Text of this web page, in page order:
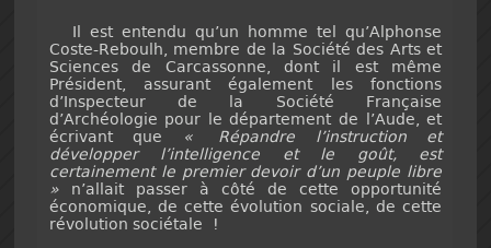
Il est entendu qu’un homme tel qu’Alphonse
Coste-Reboulh, membre de la Société des Arts et
Sciences de Carcassonne, dont il est même
Président, assurant également les fonctions
d’Inspecteur de la Société Française
d’Archéologie pour le département de l’Aude, et
écrivant que
« Répandre l’instruction et
développer l’intelligence et le goût, est
certainement le premier devoir d’un peuple libre
»n’allait passer à côté de cette opportunité
économique, de cette évolution sociale, de cette
révolution sociétale !